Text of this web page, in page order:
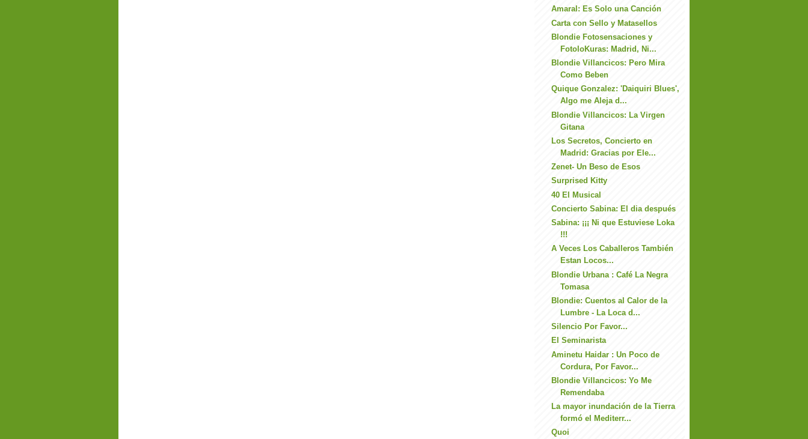
Amaral: Es Solo una Canción
Carta con Sello y Matasellos
Blondie Fotosensaciones y
FotoloKuras: Madrid, Ni...
Blondie Villancicos: Pero Mira
Como Beben
Quique Gonzalez: 'Daiquiri Blues',
Algo me Aleja d...
Blondie Villancicos: La Virgen
Gitana
Los Secretos, Concierto en
Madrid: Gracias por Ele...
Zenet- Un Beso de Esos
Surprised Kitty
40 El Musical
Concierto Sabina: El dia después
Sabina: ¡¡¡ Ni que Estuviese Loka
!!!
A Veces Los Caballeros También
Estan Locos...
Blondie Urbana : Café La Negra
Tomasa
Blondie: Cuentos al Calor de la
Lumbre - La Loca d...
Silencio Por Favor...
El Seminarista
Aminetu Haidar : Un Poco de
Cordura, Por Favor...
Blondie Villancicos: Yo Me
Remendaba
La mayor inundación de la Tierra
formó el Mediterr...
Quoi